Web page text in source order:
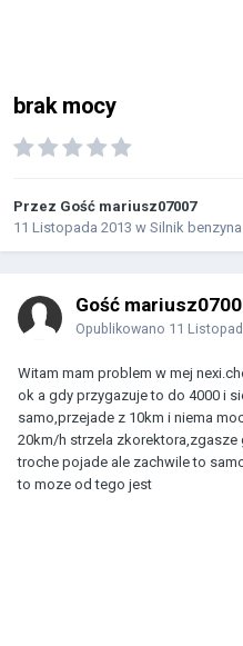
brak mocy
Przez Gość mariusz07007
11 Listopada 2013 w Silnik
Gość
Opublikowano 11
Witam mam problem w mej
ok a gdy przygazuje to do 4000 i
samo,przejade z 10km i niema
20km/h strzela
troche pojade ale zachwile to
to moze od tego jest